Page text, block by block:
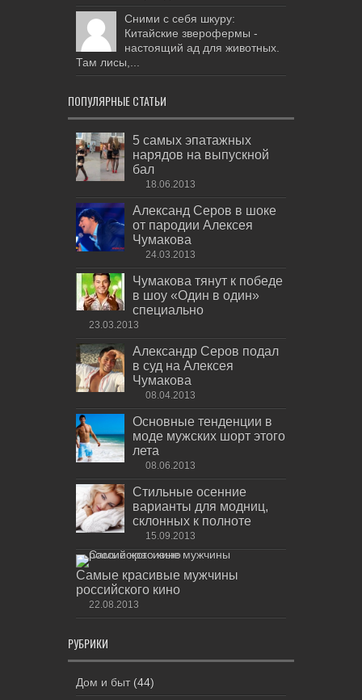
Сними с себя шкуру:
Китайские зверофермы -
настоящий ад для животных.
Там лисы,...
ПОПУЛЯРНЫЕ СТАТЬИ
5 самых эпатажных
нарядов на выпускной
бал
18.06.2013
Александ Серов в шоке
от пародии Алексея
Чумакова
24.03.2013
Чумакова тянут к победе
в шоу «Один в один»
специально
23.03.2013
Александр Серов подал
в суд на Алексея
Чумакова
08.04.2013
Основные тенденции в
моде мужских шорт этого
лета
08.06.2013
Стильные осенние
варианты для модниц,
склонных к полноте
15.09.2013
Самые красивые мужчины
российского кино
22.08.2013
РУБРИКИ
Дом и быт (44)